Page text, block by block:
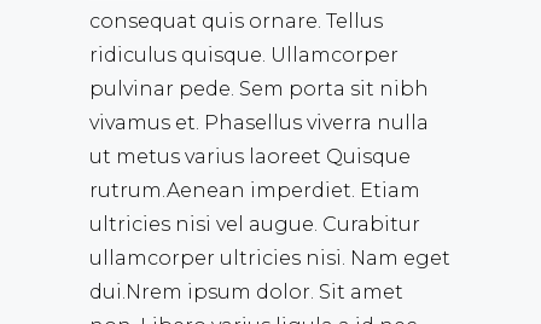
consequat quis ornare. Tellus
ridiculus quisque. Ullamcorper
pulvinar pede. Sem porta sit nibh
vivamus et. Phasellus viverra nulla
ut metus varius laoreet Quisque
rutrum.Aenean imperdiet. Etiam
ultricies nisi vel augue. Curabitur
ullamcorper ultricies nisi. Nam eget
dui.Nrem ipsum dolor. Sit amet